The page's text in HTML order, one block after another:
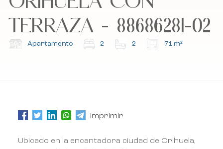
Suscríbete a nuestro boletín.
Suscríbete a nuestro boletín.
TERRAZA - 88686281-02
Apartamento 2 2 71 m²
Imprimir
Ubicado en la encantadora ciudad de Orihuela,